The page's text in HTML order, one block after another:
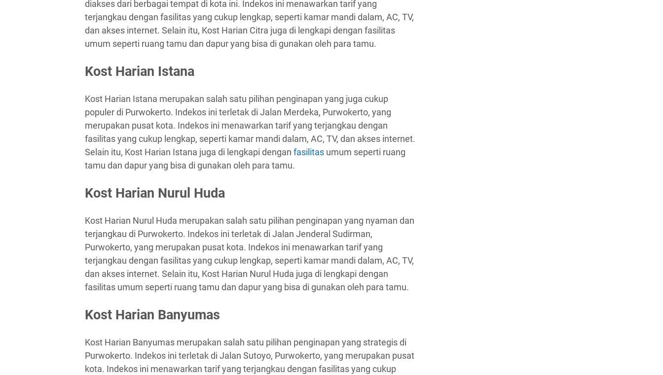
diakses dari berbagai tempat di kota ini. Indekos ini menawarkan tarif yang
terjangkau dengan fasilitas yang cukup lengkap, seperti kamar mandi dalam, AC, TV,
dan akses internet. Selain itu, Kost Harian Citra juga di lengkapi dengan fasilitas
umum seperti ruang tamu dan dapur yang bisa di gunakan oleh para tamu.
Kost Harian Istana
Kost Harian Istana merupakan salah satu pilihan penginapan yang juga cukup
populer di Purwokerto. Indekos ini terletak di Jalan Merdeka, Purwokerto, yang
merupakan pusat kota. Indekos ini menawarkan tarif yang terjangkau dengan
fasilitas yang cukup lengkap, seperti kamar mandi dalam, AC, TV, dan akses internet.
Selain itu, Kost Harian Istana juga di lengkapi dengan fasilitas umum seperti ruang
tamu dan dapur yang bisa di gunakan oleh para tamu.
Kost Harian Nurul Huda
Kost Harian Nurul Huda merupakan salah satu pilihan penginapan yang nyaman dan
terjangkau di Purwokerto. Indekos ini terletak di Jalan Jenderal Sudirman,
Purwokerto, yang merupakan pusat kota. Indekos ini menawarkan tarif yang
terjangkau dengan fasilitas yang cukup lengkap, seperti kamar mandi dalam, AC, TV,
dan akses internet. Selain itu, Kost Harian Nurul Huda juga di lengkapi dengan
fasilitas umum seperti ruang tamu dan dapur yang bisa di gunakan oleh para tamu.
Kost Harian Banyumas
Kost Harian Banyumas merupakan salah satu pilihan penginapan yang strategis di
Purwokerto. Indekos ini terletak di Jalan Sutoyo, Purwokerto, yang merupakan pusat
kota. Indekos ini menawarkan tarif yang terjangkau dengan fasilitas yang cukup